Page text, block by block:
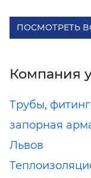
ПОСМОТРЕТЬ
Компания
Трубы,
запорная
Львов